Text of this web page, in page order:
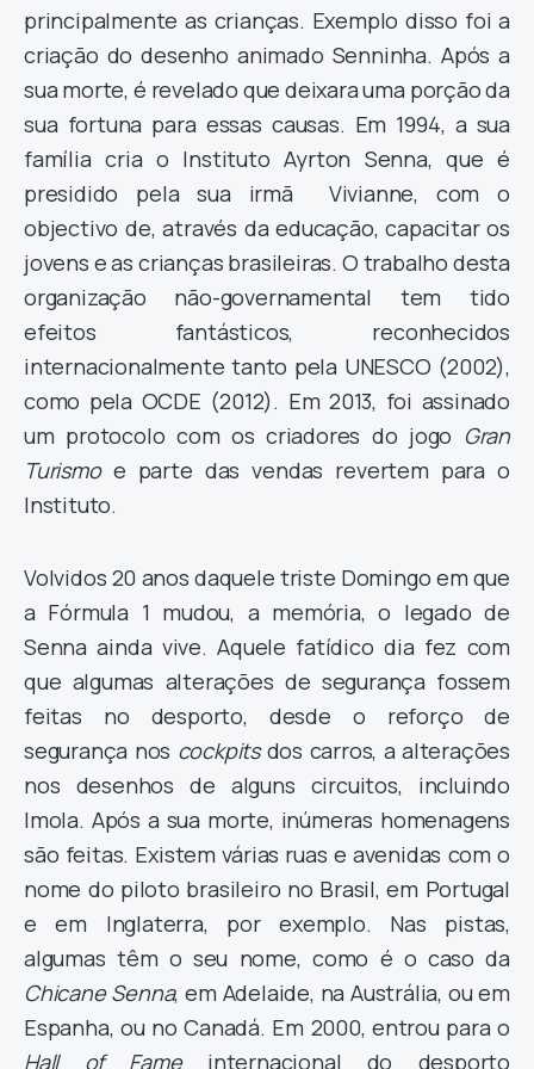
principalmente as crianças. Exemplo disso foi a
criação do desenho animado Senninha. Após a
sua morte, é revelado que deixara uma porção da
sua fortuna para essas causas. Em 1994, a sua
família cria o Instituto Ayrton Senna, que é
presidido pela sua irmã Vivianne, com o
objectivo de, através da educação, capacitar os
jovens e as crianças brasileiras. O trabalho desta
organização não-governamental tem tido
efeitos fantásticos, reconhecidos
internacionalmente tanto pela UNESCO (2002),
como pela OCDE (2012). Em 2013, foi assinado
um protocolo com os criadores do jogo Gran
Turismoe parte das vendas revertem para o
Instituto.
Volvidos 20 anos daquele triste Domingo em que
a Fórmula 1 mudou, a memória, o legado de
Senna ainda vive. Aquele fatídico dia fez com
que algumas alterações de segurança fossem
feitas no desporto, desde o reforço de
segurança nos cockpitsdos carros, a alterações
nos desenhos de alguns circuitos, incluindo
Imola. Após a sua morte, inúmeras homenagens
são feitas. Existem várias ruas e avenidas com o
nome do piloto brasileiro no Brasil, em Portugal
e em Inglaterra, por exemplo. Nas pistas,
algumas têm o seu nome, como é o caso da
Chicane Senna, em Adelaide, na Austrália, ou em
Espanha, ou no Canadá. Em 2000, entrou para o
Hall of Fameinternacional do desporto